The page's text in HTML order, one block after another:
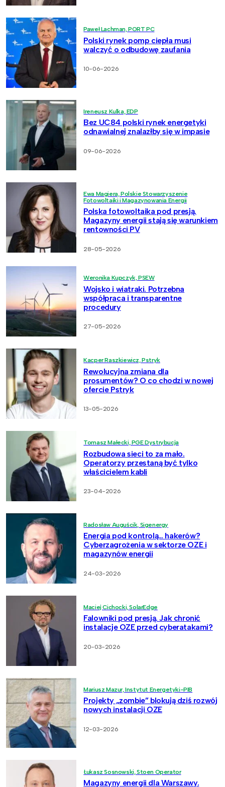
Paweł Lachman, PORT PC
Polski rynek pomp ciepła musi
walczyć o odbudowę zaufania
10-06-2026
Ireneusz Kulka, EDP
Bez UC84 polski rynek energetyki
odnawialnej znalazłby się w impasie
09-06-2026
Ewa Magiera, Polskie Stowarzyszenie
Fotowoltaiki i Magazynowania Energii
Polska fotowoltaika pod presją.
Magazyny energii stają się warunkiem
rentowności PV
28-05-2026
Weronika Kupczyk, PSEW
Wojsko i wiatraki. Potrzebna
współpraca i transparentne
procedury
27-05-2026
Kacper Raszkiewicz, Pstryk
Rewolucyjna zmiana dla
prosumentów? O co chodzi w nowej
ofercie Pstryk
13-05-2026
Tomasz Małecki, PGE Dystrybucja
Rozbudowa sieci to za mało.
Operatorzy przestaną być tylko
właścicielem kabli
23-04-2026
Radosław Auguścik, Sigenergy
Energia pod kontrolą… hakerów?
Cyberzagrożenia w sektorze OZE i
magazynów energii
24-03-2026
Maciej Cichocki, SolarEdge
Falowniki pod presją. Jak chronić
instalacje OZE przed cyberatakami?
20-03-2026
Mariusz Mazur, Instytut Energetyki-PIB
Projekty „zombie” blokują dziś rozwój
nowych instalacji OZE
12-03-2026
Łukasz Sosnowski, Stoen Operator
Magazyny energii dla Warszawy.